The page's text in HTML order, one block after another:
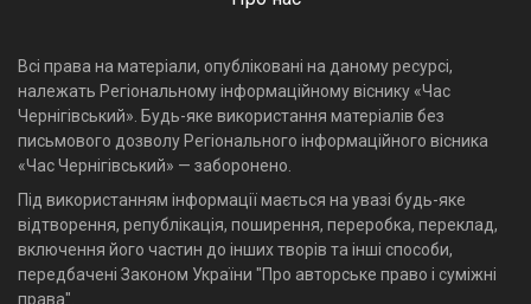
Всі права на матеріали, опубліковані на даному ресурсі,
належать Регіональному інформаційному віснику «Час
Чернігівський». Будь-яке використання матеріалів без
письмового дозволу Регіонального інформаційного вісника
«Час Чернігівський» — заборонено.
Під використанням інформації мається на увазі будь-яке
відтворення, републікація, поширення, переробка, переклад,
включення його частин до інших творів та інші способи,
передбачені Законом України "Про авторське право і суміжні
права".